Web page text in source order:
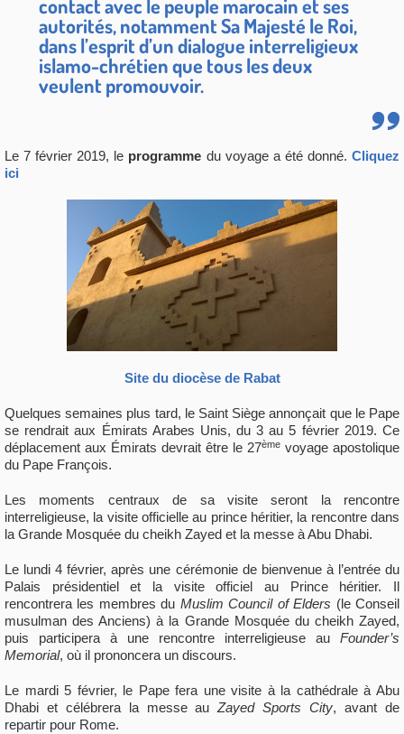
contact avec le peuple marocain et ses
autorités, notamment Sa Majesté le Roi,
dans l’esprit d’un dialogue interreligieux
islamo-chrétien que tous les deux
veulent promouvoir.
Le 7 février 2019, le programme du voyage a été donné.Cliquez
ici
Site du diocèse de Rabat
Quelques semaines plus tard, le Saint Siège annonçait que le Pape
se rendrait aux Émirats Arabes Unis, du 3 au 5 février 2019. Ce
déplacement aux Émirats devrait être le 27ème voyage apostolique
du Pape François.
Les moments centraux de sa visite seront la rencontre
interreligieuse, la visite officielle au prince héritier, la rencontre dans
la Grande Mosquée du cheikh Zayed et la messe à Abu Dhabi.
Le lundi 4 février, après une cérémonie de bienvenue à l’entrée du
Palais présidentiel et la visite officiel au Prince héritier. Il
rencontrera les membres du Muslim Council of Elders (le Conseil
musulman des Anciens) à la Grande Mosquée du cheikh Zayed,
puis participera à une rencontre interreligieuse au Founder’s
Memorial, où il prononcera un discours.
Le mardi 5 février, le Pape fera une visite à la cathédrale à Abu
Dhabi et célébrera la messe auZayed Sports City, avant de
repartir pour Rome.